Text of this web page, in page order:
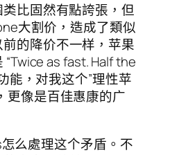
比固然有點誇張，但
大割价，造成了類似
的降价不一样，苹果
as fast. Half the
能，对我这个”理性苹
更像是百佳惠康的广
么處理这个矛盾。不